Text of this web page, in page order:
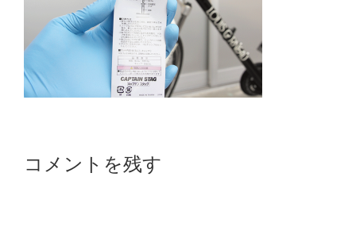
Reader
コメントを残す